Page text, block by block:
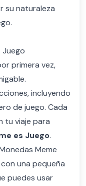
su naturaleza
Juego
primera vez,
incluyendo
de juego. Cada
tu viaje para
es Juego.
Meme
una pequeña
puedes usar